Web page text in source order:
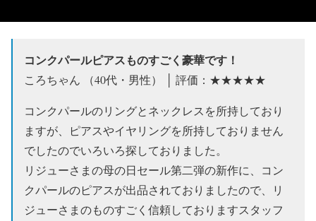
コンクパールピアスものすごく豪華です！
ころちゃん （40代・男性） │ 評価：★★★★★
コンクパールのリングとネックレスを所持しており
ますが、ピアスやイヤリングを所持しておりません
でしたのでいろいろ探しておりました。
リジューさまの母の日セール第二弾の新作に、コン
クパールのピアスが出品されておりましたので、リ
ジューさまのものすごく信頼しておりますスタッフ